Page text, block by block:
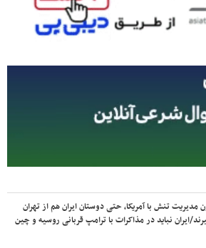
تنش با آمریکا، حتی دوستان ایران هم از تهران
ایران نباید در مذاکرات با ترامپ قربانی روسیه و چین